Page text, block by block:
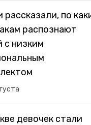
рассказали, по
распознают
с низким
девочек стали